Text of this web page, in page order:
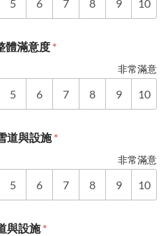
5 6 7 8 9 10
體滿意度 *
非常滿意
5 6 7 8 9 10
道與設施*
非常滿意
5 6 7 8 9 10
與設施*